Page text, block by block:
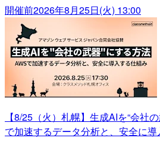
開催前2026年8月25日(火) 13:00
【8/25（火）札幌】生成AIを“会社
で加速するデータ分析と、安全に